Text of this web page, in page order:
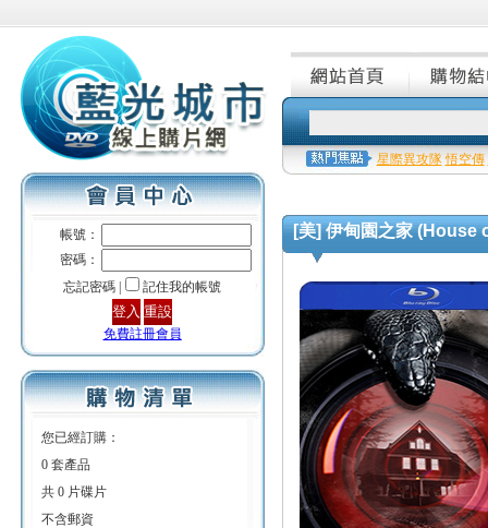
帳號：
密碼：
忘記密碼 |
記住我的帳號
免費註冊會員
您已經訂購：
0 套產品
共 0 片碟片
不含郵資
星際異攻隊 悟空傳
[美] 伊甸園之家 (House